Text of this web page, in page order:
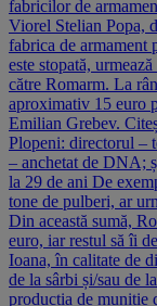
fabricilor de
Viorel Stelian Popa,
fabrica de armament
este stopată,
către Romarm. La
aproximativ 15 euro
Emilian Grebev.
Plopeni: directorul –
– anchetat de DNA;
la 29 de ani De
tone de pulberi, ar
Din această sumă,
euro, iar restul să îi
Ioana, în calitate de
de la sârbi și/sau de
producția de muniție